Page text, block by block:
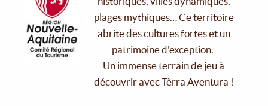
plages mythiques… Ce territoire
abrite des cultures fortes et un
patrimoine d'exception.
Un immense terrain de jeu à
découvrir avec Tèrra Aventura !